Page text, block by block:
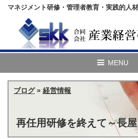
マネジメント研修・管理者教育・実践的人
ブログ» 経営情報
再任用研修を終えて～長